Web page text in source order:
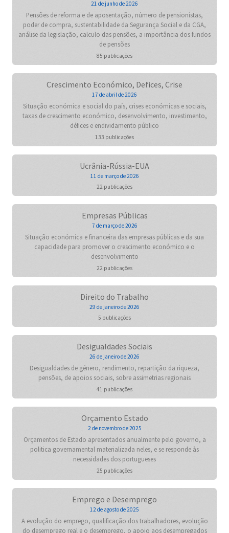
21 de junho de 2026
Pensões de reforma e de aposentação, número de pensionistas,
poder de compra, sustentabilidade da Segurança Social e da CGA,
análise da legislação, calculo das pensões, a importância dos fundos
de pensões
85 publicações
Crescimento Económico, Defices, Crise
17 de abril de 2026
Situação económica e social do país, crises económicas e sociais,
taxas de crescimento económico, desenvolvimento, investimento,
défices e endividamento público
133 publicações
Ucrânia-Rússia-EUA
11 de março de 2026
22 publicações
Empresas Públicas
7 de março de 2026
Situação económica e financeira das empresas públicas e da sua
capacidade para promover o crescimento económico e o
desenvolvimento
22 publicações
Direito do Trabalho
29 de janeiro de 2026
5 publicações
Desigualdades Sociais
26 de janeiro de 2026
Desigualdades de género, rendimento, repartição da riqueza,
pensões, de apoios sociais, sobre assimetrias regionais
41 publicações
Orçamento Estado
2 de novembro de 2025
Orçamentos de Estado apresentados anualmente pelo governo, a
politica governamental materializada neles, e se responde às
necessidades dos portugueses
25 publicações
Emprego e Desemprego
12 de agosto de 2025
A evolução do emprego, qualificação dos trabalhadores, evolução
do desemprego real e o desemprego, o apoio aos desempregados